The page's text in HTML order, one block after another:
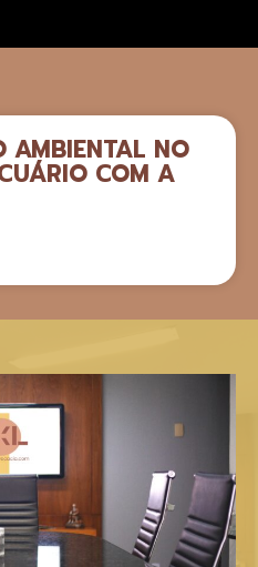
AMBIENTAL NO
COM A